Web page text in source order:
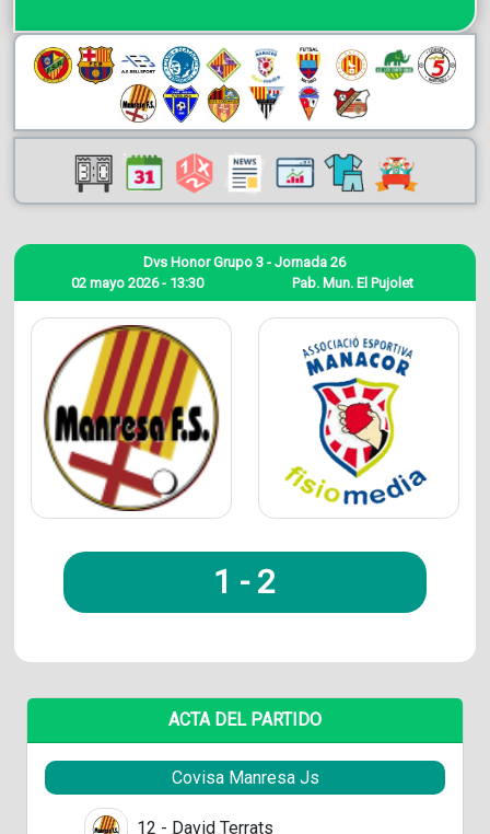
02 mayo 2026 - 13:30
Dvs Honor Grupo 3 - Jornada 26
Pab. Mun. El Pujolet
1 - 2
ACTA DEL PARTIDO
Covisa Manresa Js
12 - David Terrats